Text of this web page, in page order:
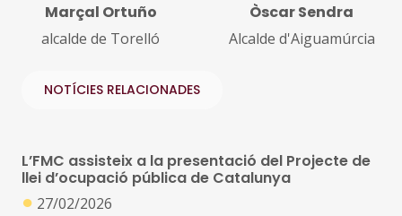
Marçal Ortuño
alcalde de Torelló
Òscar Sendra
Alcalde d'Aiguamúrcia
NOTÍCIES RELACIONADES
L’FMC assisteix a la presentació del Projecte de
llei d’ocupació pública de Catalunya
● 27/02/2026